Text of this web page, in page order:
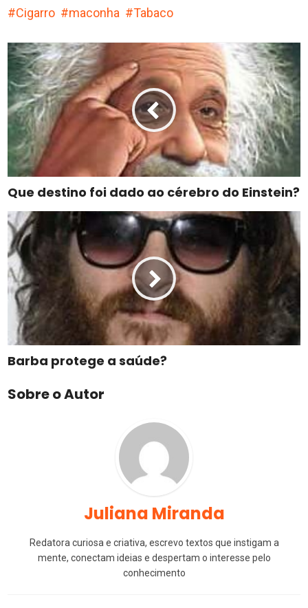
Cigarro maconha Tabaco
Que destino foi dado ao cérebro do Einstein?
Barba protege a saúde?
Sobre o Autor
Juliana Miranda
Redatora curiosa e criativa, escrevo textos que instigam a
mente, conectam ideias e despertam o interesse pelo
conhecimento